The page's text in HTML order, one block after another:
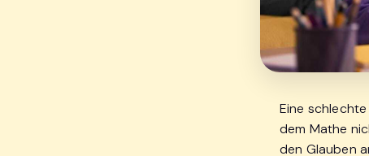
Eine
dem Mathe
den Glauben